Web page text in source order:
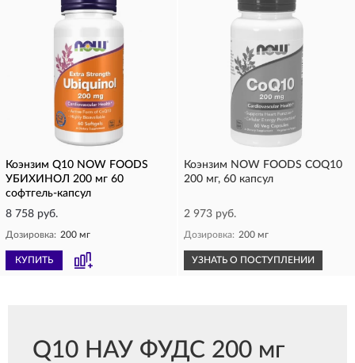
Коэнзим Q10 NOW FOODS
УБИХИНОЛ 200 мг 60
софтгель-капсул
8 758 руб.
Дозировка: 200 мг
КУПИТЬ
Коэнзим NOW FOODS COQ10
200 мг, 60 капсул
2 973 руб.
Дозировка: 200 мг
УЗНАТЬ О ПОСТУПЛЕНИИ
Q10 НАУ ФУДС 200 мг